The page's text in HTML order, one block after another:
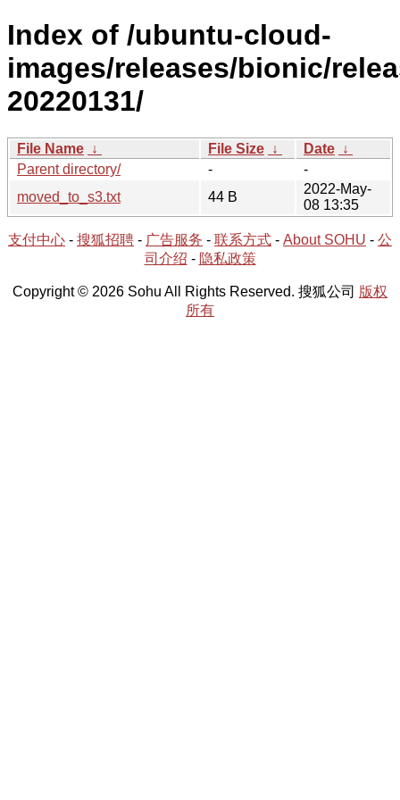
Index of /ubuntu-cloud-
images/releases/bionic/
20220131/
File Name ↓ File Size ↓ Date ↓
Parent directory/
-
-
moved_to_s3.txt
44 B
2022-May-
08 13:35
支付中心 - 搜狐招聘 - 广告服务 - 联系方式 - About SOHU - 公
司介绍 - 隐私政策
Copyright © 2026 Sohu All Rights Reserved. 搜狐公司 版权
所有